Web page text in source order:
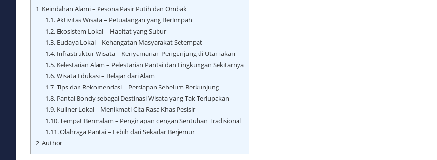
1. Keindahan Alami – Pesona Pasir Putih dan Ombak
1.1.Aktivitas Wisata – Petualangan yang Berlimpah
1.2.Ekosistem Lokal – Habitat yang Subur
1.3.Budaya Lokal – Kehangatan Masyarakat Setempat
1.4.Infrastruktur Wisata – Kenyamanan Pengunjung di Utamakan
1.5.Kelestarian Alam – Pelestarian Pantai dan Lingkungan Sekitarnya
1.6.Wisata Edukasi – Belajar dari Alam
1.7.Tips dan Rekomendasi – Persiapan Sebelum Berkunjung
1.8.Pantai Bondy sebagai Destinasi Wisata yang Tak Terlupakan
1.9.Kuliner Lokal – Menikmati Cita Rasa Khas Pesisir
1.10.Tempat Bermalam – Penginapan dengan Sentuhan Tradisional
1.11.Olahraga Pantai – Lebih dari Sekadar Berjemur
2.Author